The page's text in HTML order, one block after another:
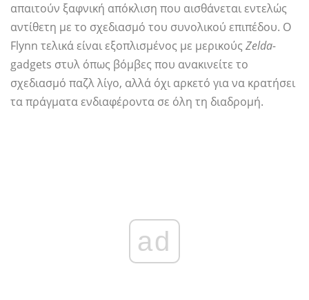
απαιτούν ξαφνική απόκλιση που αισθάνεται εντελώς
αντίθετη με το σχεδιασμό του συνολικού επιπέδου. Ο
Flynn τελικά είναι εξοπλισμένος με μερικούς Zelda-
gadgets στυλ όπως βόμβες που ανακινείτε το
σχεδιασμό παζλ λίγο, αλλά όχι αρκετό για να κρατήσει
τα πράγματα ενδιαφέροντα σε όλη τη διαδρομή.
ad